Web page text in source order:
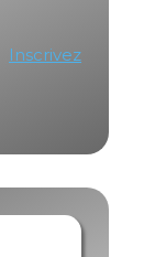
Inscrivez